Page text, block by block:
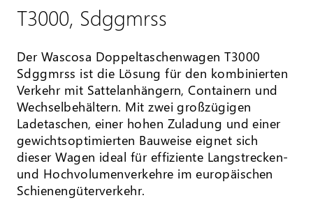
T3000, Sdggmrss
Der Wascosa Doppeltaschenwagen T3000
Sdggmrss ist die Lösung für den kombinierten
Verkehr mit Sattelanhängern, Containern und
Wechselbehältern. Mit zwei großzügigen
Ladetaschen, einer hohen Zuladung und einer
gewichtsoptimierten Bauweise eignet sich
dieser Wagen ideal für effiziente Langstrecken-
und Hochvolumenverkehre im europäischen
Schienengüterverkehr.